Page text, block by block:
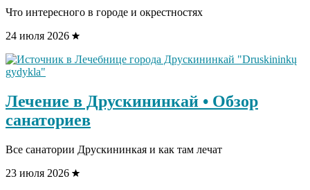
Что интересного в городе и окрестностях
24 июля 2026
Лечение в Друскининкай • Обзор
санаториев
Все санатории Друскининкая и как там лечат
23 июля 2026